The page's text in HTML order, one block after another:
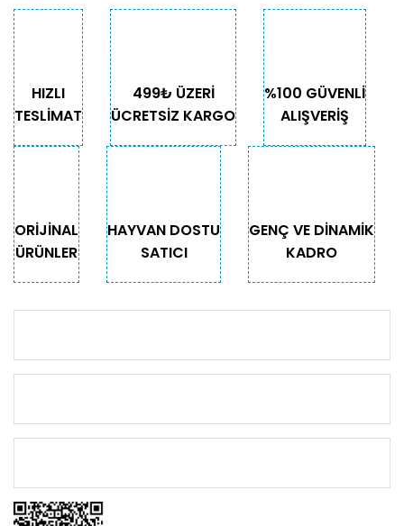
HIZLI
TESLİMAT
499₺ ÜZERİ
ÜCRETSİZ KARGO
%100 GÜVENLİ
ALIŞVERİŞ
ORİJİNAL
ÜRÜNLER
HAYVAN DOSTU
SATICI
GENÇ VE DİNAMİK
KADRO